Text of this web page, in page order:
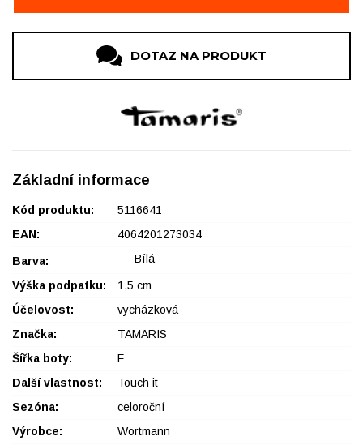
DOTAZ NA PRODUKT
Základní informace
Kód produktu:
5116641
EAN:
4064201273034
Barva: Bílá
Výška podpatku:
1,5 cm
Účelovost:
vycházková
Značka:
TAMARIS
Šířka boty:
F
Další vlastnost:
Touch it
Sezóna:
celoroční
Výrobce:
Wortmann